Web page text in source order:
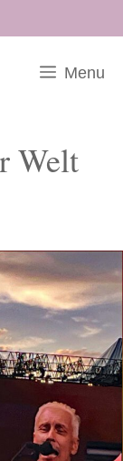
Menu
Welt